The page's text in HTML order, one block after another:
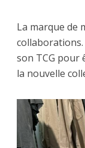
La marque de
collaborations.
son TCG pour
la nouvelle